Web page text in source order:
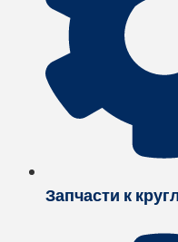
Запчасти к